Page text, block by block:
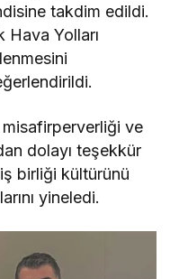
takdim edildi.
Hava Yolları
misafirperverliği ve
dolayı teşekkür
birliği kültürünü
yineledi.